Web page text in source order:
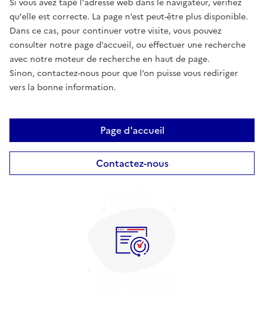
Si vous avez tapé l'adresse web dans le navigateur, vérifiez
qu'elle est correcte. La page n’est peut-être plus disponible.
Dans ce cas, pour continuer votre visite, vous pouvez
consulter notre page d’accueil, ou effectuer une recherche
avec notre moteur de recherche en haut de page.
Sinon, contactez-nous pour que l’on puisse vous rediriger
vers la bonne information.
Page d'accueil
Contactez-nous